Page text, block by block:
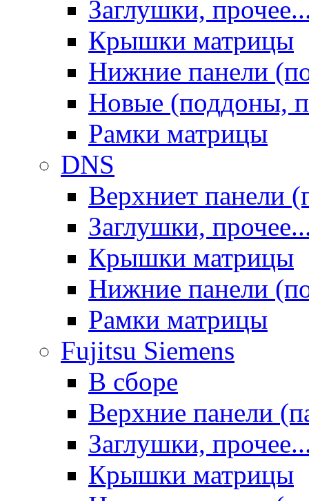
Заглушки,
Крышки матрицы
Нижние панели
Новые (поддоны,
Рамки матрицы
DNS
Верхниет панели
Заглушки,
Крышки матрицы
Нижние панели
Рамки матрицы
Fujitsu Siemens
В сборе
Верхние панели
Заглушки,
Крышки матрицы